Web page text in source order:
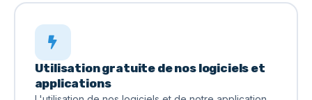
Utilisation gratuite de nos logiciels et
applications